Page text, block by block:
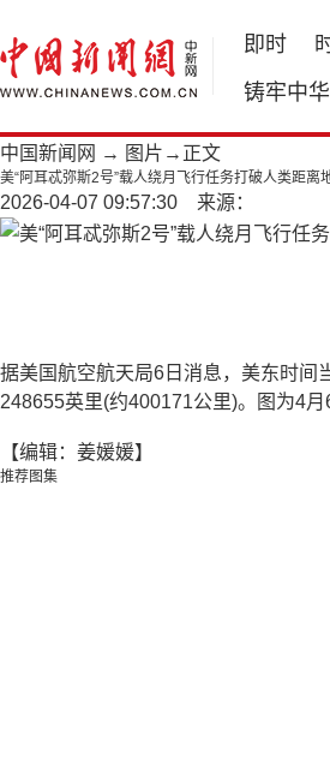
即时
铸牢中
中国新闻网 → 图片 →正文
美“阿耳忒弥斯2号”载人绕月飞行任务打破人类距离
2026-04-07 09:57:30 来源：
据美国航空航天局6日消息，美东时间
248655英里(约400171公里)。图为4
【编辑：姜媛媛】
推荐图集